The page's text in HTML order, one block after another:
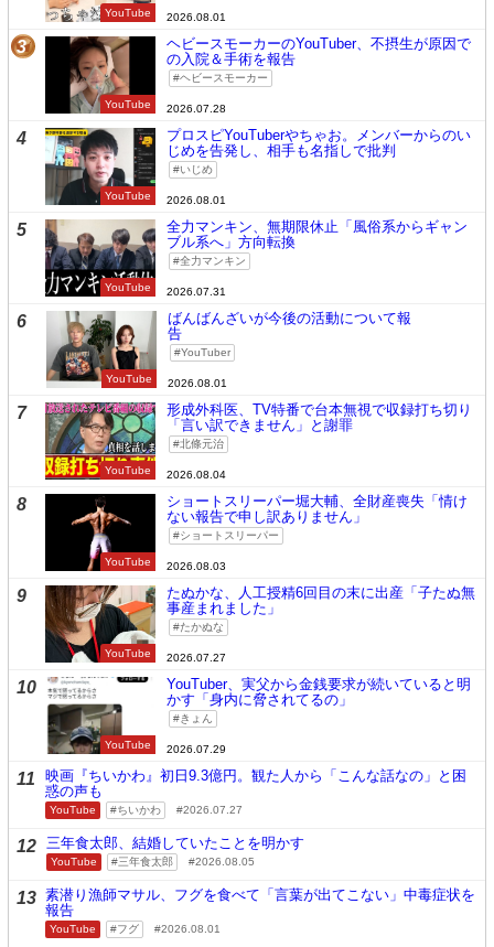
YouTube 2026.08.01
3
YouTube
ヘビースモーカーのYouTuber、不摂生が原因で
の入院＆手術を報告
ヘビースモーカー
2026.07.28
4
YouTube
プロスピYouTuberやちゃお。メンバーからのい
じめを告発し、相手も名指しで批判
いじめ
2026.08.01
5
YouTube
全力マンキン、無期限休止「風俗系からギャン
ブル系へ」方向転換
全力マンキン
2026.07.31
6
YouTube
ばんばんざいが今後の活動について報
告
YouTuber
2026.08.01
7
YouTube
形成外科医、TV特番で台本無視で収録打ち切り
「言い訳できません」と謝罪
北條元治
2026.08.04
8
YouTube
ショートスリーパー堀大輔、全財産喪失「情け
ない報告で申し訳ありません」
ショートスリーパー
2026.08.03
9
YouTube
たぬかな、人工授精6回目の末に出産「子たぬ無
事産まれました」
たかぬな
2026.07.27
10
YouTube
YouTuber、実父から金銭要求が続いていると明
かす「身内に脅されてるの」
きょん
2026.07.29
11
映画『ちいかわ』初日9.3億円。観た人から「こんな話なの」と困
惑の声も
YouTube ちいかわ 2026.07.27
12 三年食太郎、結婚していたことを明かす
YouTube 三年食太郎 2026.08.05
13 素潜り漁師マサル、フグを食べて「言葉が出てこない」中毒症状を
報告
YouTube フグ 2026.08.01